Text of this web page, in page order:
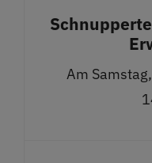
Am